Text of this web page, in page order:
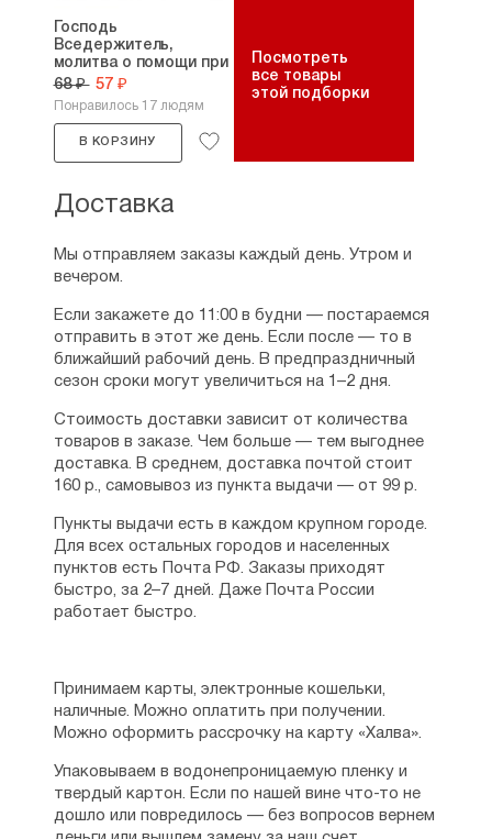
Господь
Вседержитель,
молитва о помощи при
поиске...
68 ₽ 57 ₽
Понравилось 17 людям
В КОРЗИНУ
Посмотреть
все товары
этой подборки
Доставка
Мы отправляем заказы каждый день. Утром и
вечером.
Если закажете до 11:00 в будни — постараемся
отправить в этот же день. Если после — то в
ближайший рабочий день. В предпраздничный
сезон сроки могут увеличиться на 1–2 дня.
Стоимость доставки зависит от количества
товаров в заказе. Чем больше — тем выгоднее
доставка. В среднем, доставка почтой стоит
160 р., самовывоз из пункта выдачи — от 99 р.
Пункты выдачи есть в каждом крупном городе.
Для всех остальных городов и населенных
пунктов есть Почта РФ. Заказы приходят
быстро, за 2–7 дней. Даже Почта России
работает быстро.
Принимаем карты, электронные кошельки,
наличные. Можно оплатить при получении.
Можно оформить рассрочку на карту «Халва».
Упаковываем в водонепроницаемую пленку и
твердый картон. Если по нашей вине что-то не
дошло или повредилось — без вопросов вернем